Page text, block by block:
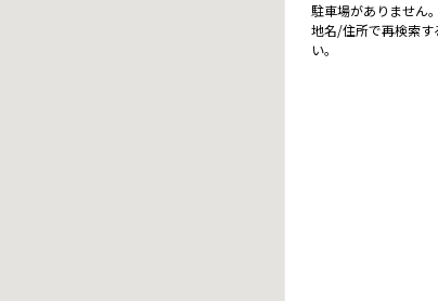
駐車場がありません。
地名/住所で再検索
い。